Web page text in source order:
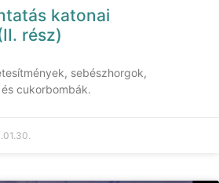
katonai
rész)
sebészhorgok,
cukorbombák.